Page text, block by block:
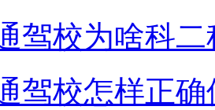
驾校为啥科
驾校怎样正